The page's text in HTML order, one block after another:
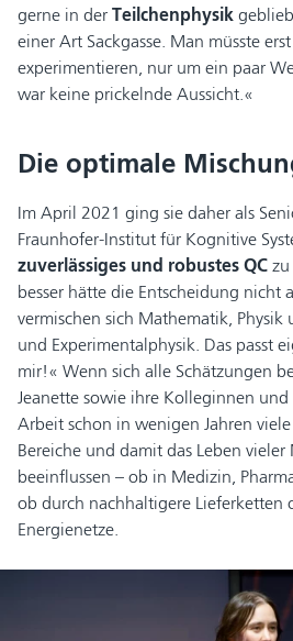
gerne in der Teilchenphysik
einer Art Sackgasse. Man müsste
experimentieren, nur um ein paar
war keine prickelnde Aussicht.«
Die optimale
Im April 2021 ging sie daher als
Fraunhofer-Institut für Kognitive
zuverlässiges und robustes QC
besser hätte die Entscheidung nicht
vermischen sich Mathematik,
und Experimentalphysik. Das passt
mir!« Wenn sich alle Schätzungen
Jeanette sowie ihre Kolleginnen
Arbeit schon in wenigen Jahren
Bereiche und damit das Leben
beeinflussen – ob in Medizin,
ob durch nachhaltigere Lieferketten
Energienetze.